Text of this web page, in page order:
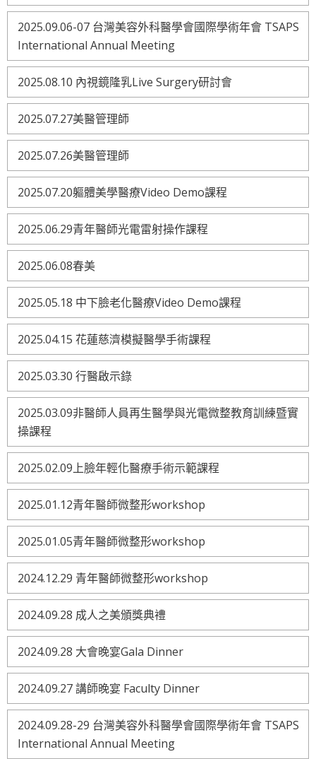
2025.09.06-07 台灣美容外科醫學會國際學術年會 TSAPS
International Annual Meeting
2025.08.10 內視鏡隆乳Live Surgery研討會
2025.07.27美醫管理師
2025.07.26美醫管理師
2025.07.20軀體美學醫療Video Demo課程
2025.06.29青年醫師光電雷射操作課程
2025.06.08春美
2025.05.18 中下臉老化醫療Video Demo課程
2025.04.15 花蓮慈濟模擬醫學手術課程
2025.03.30 行醫啟示錄
2025.03.09非醫師人員再生醫學與光電微整教育訓練暨實
操課程
2025.02.09上臉年輕化醫療手術示範課程
2025.01.12青年醫師微整形workshop
2025.01.05青年醫師微整形workshop
2024.12.29 青年醫師微整形workshop
2024.09.28 成人之美頒獎典禮
2024.09.28 大會晚宴Gala Dinner
2024.09.27 講師晚宴 Faculty Dinner
2024.09.28-29 台灣美容外科醫學會國際學術年會 TSAPS
International Annual Meeting